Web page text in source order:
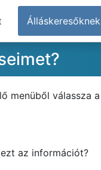
Álláskeresőknek
menüből válassza a
az információt?